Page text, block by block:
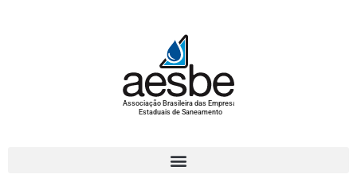
Associação Brasileira das Empresas
Estaduais de Saneamento